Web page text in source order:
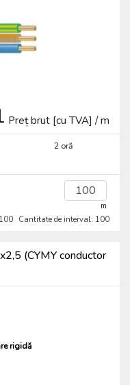
Preț brut [cu TVA] / m
2 oră
m
Cantitate de interval: 100
(CYMY conductor
rigidă